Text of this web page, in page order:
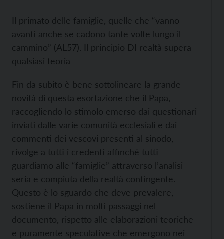
Il primato delle famiglie, quelle che “vanno
avanti anche se cadono tante volte lungo il
cammino” (AL57). Il principio DI realtà supera
qualsiasi teoria
Fin da subito è bene sottolineare la grande
novità di questa esortazione che il Papa,
raccogliendo lo stimolo emerso dai questionari
inviati dalle varie comunità ecclesiali e dai
commenti dei vescovi presenti al sinodo,
rivolge a tutti i credenti affinché tutti
guardiamo alle “famiglie” attraverso l’analisi
seria e compiuta della realtà contingente.
Questo è lo sguardo che deve prevalere,
sostiene il Papa in molti passaggi nel
documento, rispetto alle elaborazioni teoriche
e puramente speculative che emergono nei